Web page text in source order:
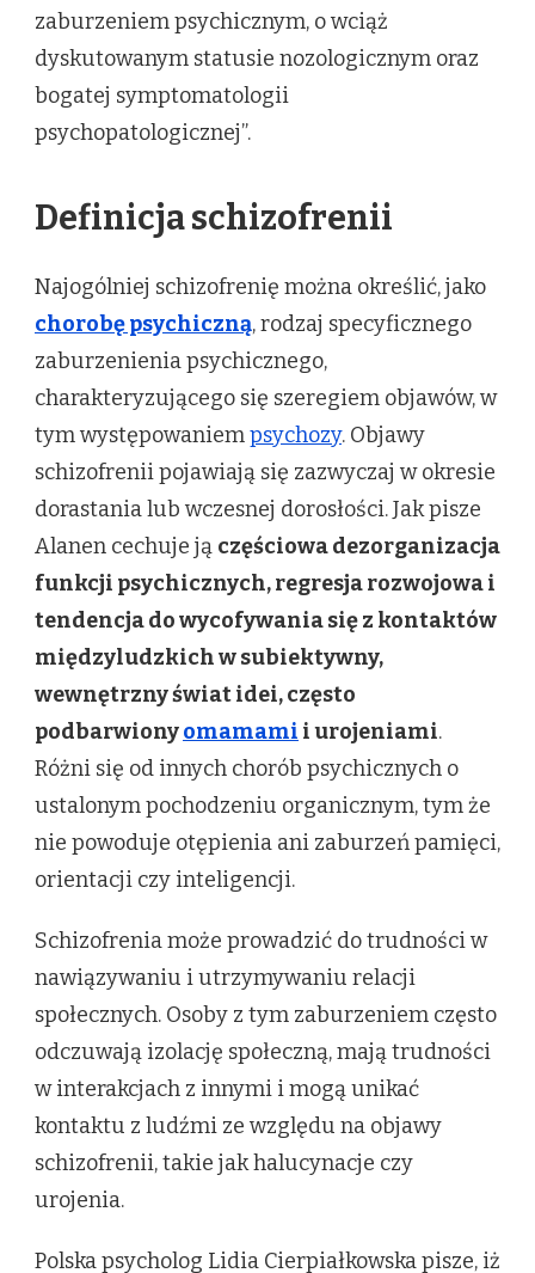
zaburzeniem psychicznym, o wciąż
dyskutowanym statusie nozologicznym oraz
bogatej symptomatologii
psychopatologicznej”.
Definicja schizofrenii
Najogólniej schizofrenię można określić, jako
chorobę psychiczną, rodzaj specyficznego
zaburzenienia psychicznego,
charakteryzującego się szeregiem objawów, w
tym występowaniempsychozy. Objawy
schizofrenii pojawiają się zazwyczaj w okresie
dorastania lub wczesnej dorosłości. Jak pisze
Alanen cechuje ją częściowa dezorganizacja
funkcji psychicznych, regresja rozwojowa i
tendencja do wycofywania się z kontaktów
międzyludzkich w subiektywny,
wewnętrzny świat idei, często
podbarwionyomamami i urojeniami.
Różni się od innych chorób psychicznych o
ustalonym pochodzeniu organicznym, tym że
nie powoduje otępienia ani zaburzeń pamięci,
orientacji czy inteligencji.
Schizofrenia może prowadzić do trudności w
nawiązywaniu i utrzymywaniu relacji
społecznych. Osoby z tym zaburzeniem często
odczuwają izolację społeczną, mają trudności
w interakcjach z innymi i mogą unikać
kontaktu z ludźmi ze względu na objawy
schizofrenii, takie jak halucynacje czy
urojenia.
Polska psycholog Lidia Cierpiałkowska pisze, iż